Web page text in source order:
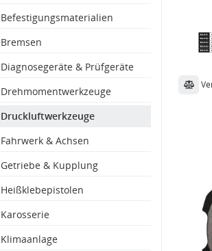
Befestigungsmaterialien
Bremsen
Diagnosegeräte & Prüfgeräte
Drehmomentwerkzeuge
Druckluftwerkzeuge
Fahrwerk & Achsen
Getriebe & Kupplung
Heißklebepistolen
Karosserie
Klimaanlage